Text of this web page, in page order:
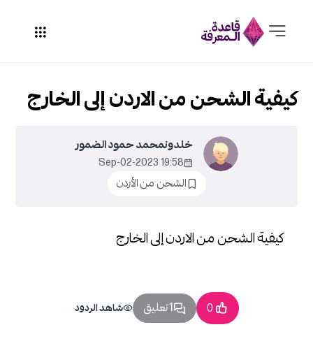
كيفية الشحن من الاردن إلى الخارج
كيفية الشحن من الاردن إلى الخارج
خلدونمحمد حمود الضمور
19:58 2023-Sep-02
الشحن من الأردن
0 1 تعليق شاهد الردود